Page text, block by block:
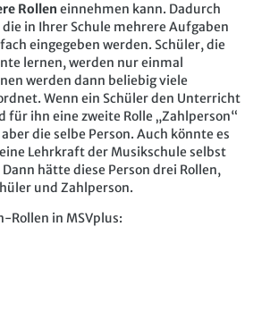
Rollen einnehmen kann. Dadurch
in Ihrer Schule mehrere Aufgaben
eingegeben werden. Schüler, die
lernen, werden nur einmal
werden dann beliebig viele
Wenn ein Schüler den Unterricht
für ihn eine zweite Rolle „Zahlperson“
die selbe Person. Auch könnte es
Lehrkraft der Musikschule selbst
hätte diese Person drei Rollen,
und Zahlperson.
Rollen in MSVplus: